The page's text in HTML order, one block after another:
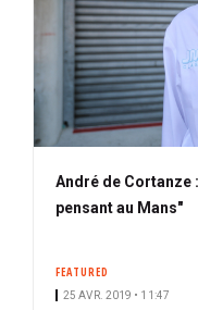
André de Cortanze
pensant au Mans"
FEATURED
25 AVR. 2019 • 11:47